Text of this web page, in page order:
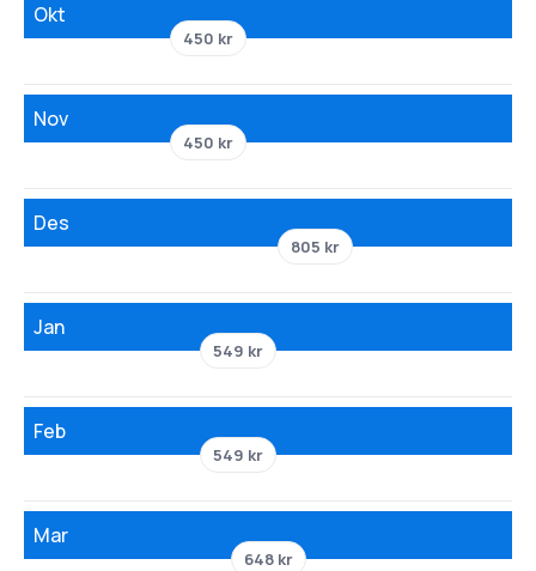
Okt
450 kr
Nov
450 kr
Des
805 kr
Jan
549 kr
Feb
549 kr
Mar
648 kr